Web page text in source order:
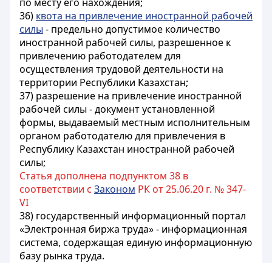
36) квота на привлечение иностранной рабочей
силы - предельно допустимое количество
иностранной рабочей силы, разрешенное к
привлечению работодателем для
осуществления трудовой деятельности на
территории Республики Казахстан;
37) разрешение на привлечение иностранной
рабочей силы - документ установленной
формы, выдаваемый местным исполнительным
органом работодателю для привлечения в
Республику Казахстан иностранной рабочей
силы;
Статья дополнена подпунктом 38 в
соответствии с Законом РК от 25.06.20 г. № 347-
VI
38) государственный информационный портал
«Электронная биржа труда» - информационная
система, содержащая единую информационную
базу рынка труда.